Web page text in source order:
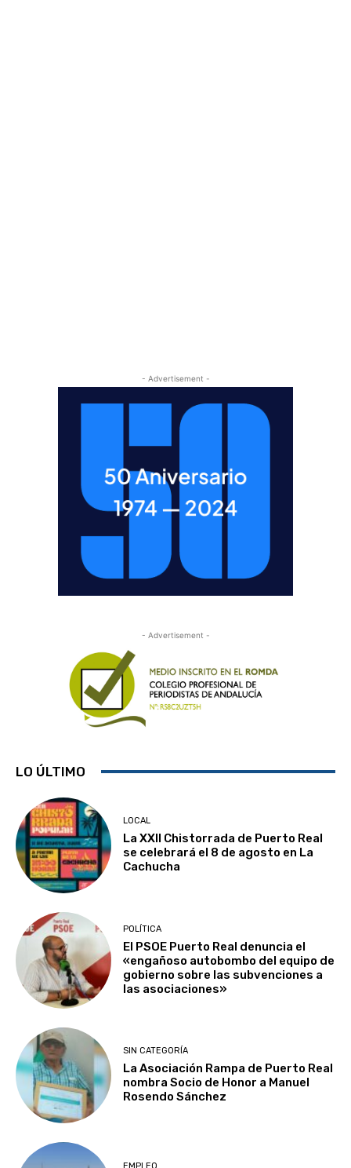
- Advertisement -
- Advertisement -
LO ÚLTIMO
LOCAL
La XXII Chistorrada de Puerto Real
se celebrará el 8 de agosto en La
Cachucha
POLÍTICA
El PSOE Puerto Real denuncia el
«engañoso autobombo del equipo de
gobierno sobre las subvenciones a
las asociaciones»
SIN CATEGORÍA
La Asociación Rampa de Puerto Real
nombra Socio de Honor a Manuel
Rosendo Sánchez
EMPLEO